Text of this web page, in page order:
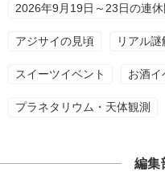
2026年9月19日～23日の連休
アジサイの見頃 リアル
スイーツイベント お酒イ
プラネタリウム・天体観測
編集